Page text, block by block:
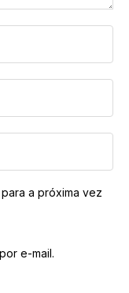
a próxima vez
e-mail.